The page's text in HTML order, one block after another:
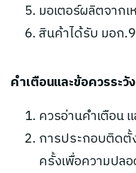
มอเตอร์ผลิตจากเ
สินค้าได้รับ มอก
คำเตือนและข้อควรระวัง
ควรอ่านคำเตือน
การประกอบติด
ครั้งเพื่อความปล